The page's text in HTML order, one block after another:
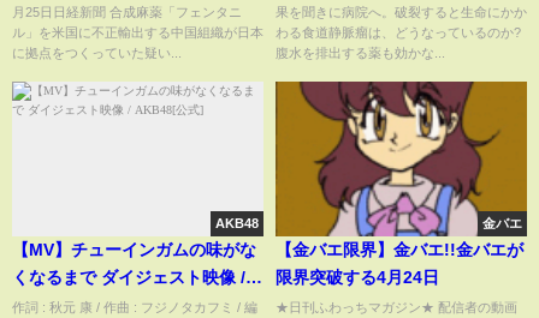
月25日日経新聞 合成麻薬「フェンタニ
ル」を米国に不正輸出する中国組織が日本
に拠点をつくっていた疑い...
果を聞きに病院へ。破裂すると生命にかか
わる食道静脈瘤は、どうなっているのか?
腹水を排出する薬も効かな...
AKB48
【MV】チューインガムの味がな
くなるまで ダイジェスト映像 /
AKB48[公式]
作詞 : 秋元 康 / 作曲 : フジノタカフミ / 編
金バエ
【金バエ限界】金バエ!!金バエが
限界突破する4月24日
★日刊ふわっちマガジン★ 配信者の動画